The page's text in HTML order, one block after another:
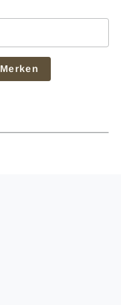
Merken